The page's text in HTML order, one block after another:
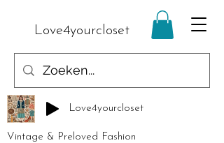
Love4yourcloset
Vintage & Preloved Fashion
Love4yourcloset